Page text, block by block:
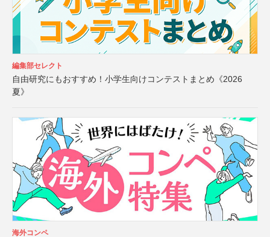
編集部セレクト
自由研究にもおすすめ！小学生向けコンテストまとめ《2026
夏》
海外コンペ